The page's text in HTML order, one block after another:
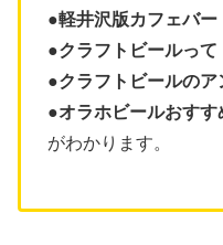
●軽井沢版カフェバー
●クラフトビールって
●クラフトビールの
●オラホビールおすす
がわかります。